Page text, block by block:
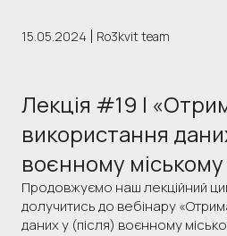
15.05.2024 Ro3kvit team
Лекція #19 |
використання
воєнному
Продовжуємо наш лекційний
долучитись до вебінару
даних у (після) воєнному